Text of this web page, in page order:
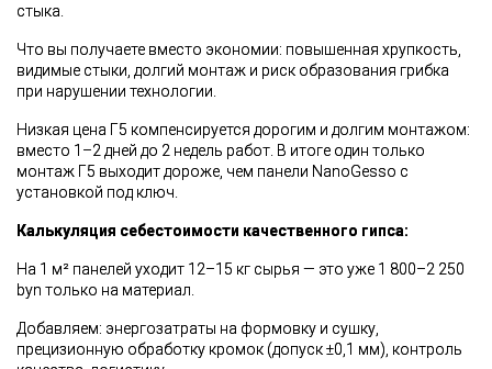
стыка.
Что вы получаете вместо экономии: повышенная хрупкость,
видимые стыки, долгий монтаж и риск образования грибка
при нарушении технологии.
Низкая цена Г5 компенсируется дорогим и долгим монтажом:
вместо 1–2 дней до 2 недель работ. В итоге один только
монтаж Г5 выходит дороже, чем панели NanoGesso с
установкой под ключ.
Калькуляция себестоимости качественного гипса:
На 1 м² панелей уходит 12–15 кг сырья — это уже 1 800–2 250
byn только на материал.
Добавляем: энергозатраты на формовку и сушку,
прецизионную обработку кромок (допуск ±0,1 мм), контроль